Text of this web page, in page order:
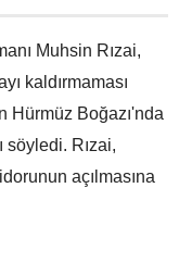
Muhsin Rızai,
kaldırmaması
Hürmüz Boğazı'nda
söyledi. Rızai,
açılmasına